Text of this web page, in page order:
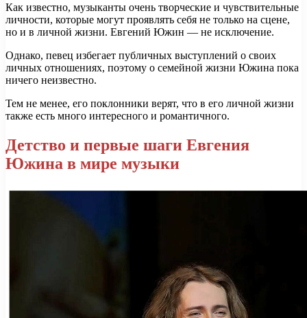
Как известно, музыканты очень творческие и чувствительные
личности, которые могут проявлять себя не только на сцене,
но и в личной жизни. Евгений Южин — не исключение.
Однако, певец избегает публичных выступлений о своих
личных отношениях, поэтому о семейной жизни Южина пока
ничего неизвестно.
Тем не менее, его поклонники верят, что в его личной жизни
также есть много интересного и романтичного.
Детство и первые шаги Евгения
Южина в мире музыки